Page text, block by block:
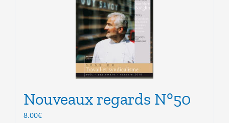
peuvent
être
choisies
sur
la
page
du
Nouveaux regards N°50
8.00€